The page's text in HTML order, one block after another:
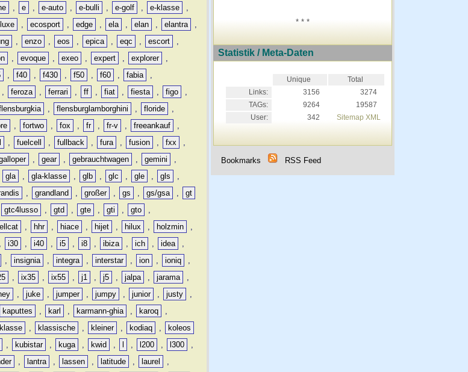
, e , e-auto , e-bulli , e-golf , e-klasse
,
, ecosport , edge , ela , elan , elantra
,
, enzo , eos , epica , eqc , escort
,
, evoque , exeo , expert , explorer
,
, f40 , f430 , f50 , f60 , fabia
,
, feroza , ferrari , ff , fiat , fiesta , figo
,
, flensburglamborghini , floride
,
, fortwo , fox , fr , fr-v , freeankauf
,
, fuelcell , fullback , fura , fusion , fxx
,
, gear , gebrauchtwagen , gemini
,
gla , gla-klasse , glb , glc , gle , gls
,
, grandland , großer , gs , gs/gsa ,
gt
gtc4lusso , gtd , gte , gti , gto
,
, hhr , hiace , hijet , hilux , holzmin
,
, i30 , i40 , i5 , i8 , ibiza , ich , idea
,
, insignia , integra , interstar , ion , ioniq
,
, ix35 , ix55 , j1 , j5 , jalpa , jarama
,
, juke , jumper , jumpy , junior , justy
,
kaputtes , karl , karmann-ghia , karoq
,
klasse , klassische , kleiner , kodiaq ,
koleos
, kubistar , kuga , kwid , , l200 , l300
,
, lantra , lassen , latitude , laurel
,
* * *
Statistik / Meta-Daten
Unique
Total
Links:
3156
3274
TAGs:
9264
19587
User:
342 Sitemap XML
Bookmarks RSS Feed